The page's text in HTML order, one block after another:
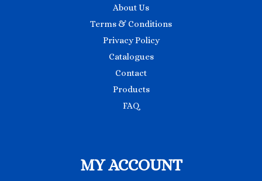
About Us
Terms & Conditions
Privacy Policy
Catalogues
Contact
Products
FAQ
MY ACCOUNT